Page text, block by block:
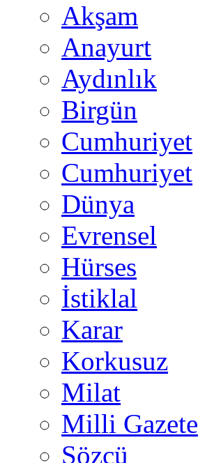
Akşam
Anayurt
Aydınlık
Birgün
Cumhuriyet
Cumhuriyet
Dünya
Evrensel
Hürses
İstiklal
Karar
Korkusuz
Milat
Milli Gazete
Sözcü